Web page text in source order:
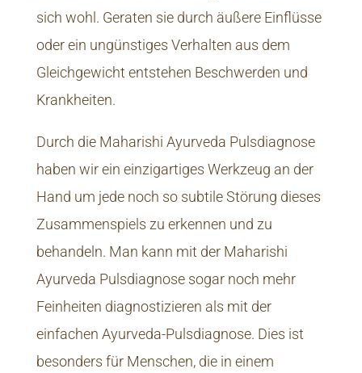
sich wohl. Geraten sie durch äußere Einflüsse
oder ein ungünstiges Verhalten aus dem
Gleichgewicht entstehen Beschwerden und
Krankheiten.
Durch die Maharishi Ayurveda Pulsdiagnose
haben wir ein einzigartiges Werkzeug an der
Hand um jede noch so subtile Störung dieses
Zusammenspiels zu erkennen und zu
behandeln. Man kann mit der Maharishi
Ayurveda Pulsdiagnose sogar noch mehr
Feinheiten diagnostizieren als mit der
einfachen Ayurveda-Pulsdiagnose. Dies ist
besonders für Menschen, die in einem